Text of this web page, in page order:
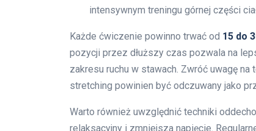
intensywnym treningu górnej części
Każde ćwiczenie powinno trwać od 15 do
pozycji przez dłuższy czas pozwala na
zakresu ruchu w stawach. Zwróć uwagę
stretching powinien być odczuwany jako
Warto również uwzględnić techniki
relaksacyjny i zmniejsza napięcie.